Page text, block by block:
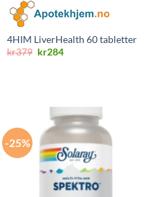
4HIM LiverHealth 60 tabletter
kr379 Opprinnelig
kr284Nåværende
-25%